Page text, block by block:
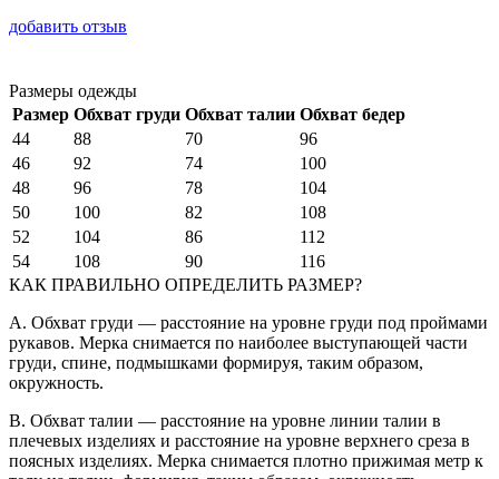
добавить отзыв
Размеры одежды
Размер Обхват груди Обхват талии Обхват бедер
44
88 70
96
46
92 74
100
48
96 78
104
50
100 82
108
52
104 86
112
54
108 90
116
КАК ПРАВИЛЬНО ОПРЕДЕЛИТЬ РАЗМЕР?
A. Обхват груди — расстояние на уровне груди под проймами
рукавов. Мерка снимается по наиболее выступающей части
груди, спине, подмышками формируя, таким образом,
окружность.
B. Обхват талии — расстояние на уровне линии талии в
плечевых изделиях и расстояние на уровне верхнего среза в
поясных изделиях. Мерка снимается плотно прижимая метр к